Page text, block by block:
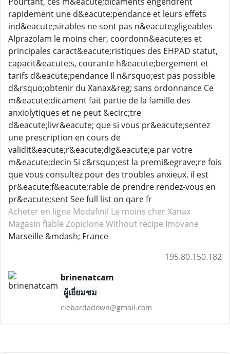
rapidement une d&eacute;pendance et leurs effets
ind&eacute;sirables ne sont pas n&eacute;gligeables
Alprazolam le moins cher, coordonn&eacute;es et
principales caract&eacute;ristiques des EHPAD statut,
capacit&eacute;s, courante h&eacute;bergement et
tarifs d&eacute;pendance Il n&rsquo;est pas possible
d&rsquo;obtenir du Xanax&reg; sans ordonnance Ce
m&eacute;dicament fait partie de la famille des
anxiolytiques et ne peut &ecirc;tre
d&eacute;livr&eacute; que si vous pr&eacute;sentez
une prescription en cours de
validit&eacute;r&eacute;dig&eacute;e par votre
m&eacute;decin Si c&rsquo;est la premi&egrave;re fois
que vous consultez pour des troubles anxieux, il est
pr&eacute;f&eacute;rable de prendre rendez-vous en
pr&eacute;sent See full list on qare fr
Acheter en ligne Modafinil Le moins cher Xanax
Magasin fiable Zopiclone Without recipe Imovane
Marseille &mdash; France
195.80.150.182
brinenatcam
ผู้เยี่ยมชม
ciebardadown@gmail.com